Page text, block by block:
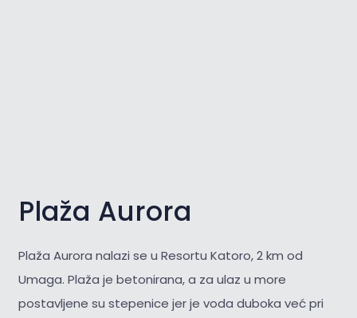
Plaža Aurora
Plaža Aurora nalazi se u Resortu Katoro, 2 km od
Umaga. Plaža je betonirana, a za ulaz u more
postavljene su stepenice jer je voda duboka već pri